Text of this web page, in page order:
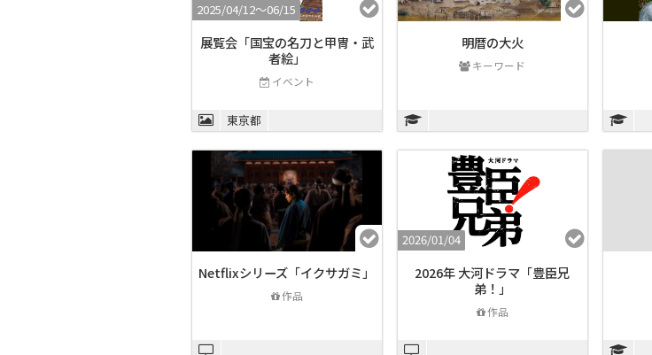
2025/04/12〜06/15
展覧会「国宝の名刀と甲冑・武
者絵」
イベント
東京都
明暦の大火
キーワード
Netflixシリーズ「イクサガミ」
作品
2026/01/04
2026年 大河ドラマ「豊臣兄
弟！」
作品